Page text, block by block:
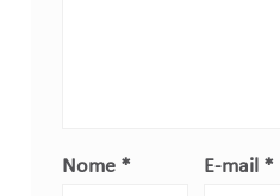
Nome * E-mail *